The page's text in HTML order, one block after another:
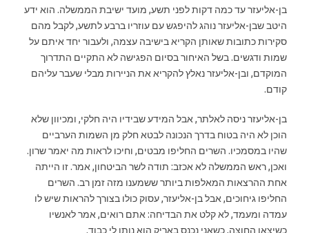
בן-אליעזר עד כמה דקות לפני תשע, מועד ישיבת הממשלה. הוא ידע
היטב שבן-אליעזר נוהג להיפגש עם עוזריו ברבע לתשע, לקבל מהם
סקירות כתובות שאותן הקריא בישיבה עצמה, ולעבור יחד איתם על
שמות ודגשים. בשל האיחור בסיום הפגישה לא התקיים התדרוך
המוקדם, ובן-אליעזר נאלץ להקריא את הניירות מבלי שעבר עליהם
קודם.
בן-אליעזר ניסה לאלתר, אבל המידע שבידיו היה חלקי, ומכיוון שלא
הוכן לא היה בטוח בדרך הנכונה לבטא חלק מן השמות הערביים
שהיו במסמכיו. השרים החליפו מבטים, וחיכו לראות מה יאמר שרון.
ואכן, ראש הממשלה לא אכזב: תודה לשר הביטחון, אמר. זו הייתה
אחת ההרצאות המאלפות ביותר ששמענו מזה זמן רב. השרים
החליפו גיחוכים, אבל בן-אליעזר, עסוק כולו בצורך להראות שיש לו
עמדה ומעמד, לא קלט את הבדיחה: אתם רואים, אמר לאנשיו
כשיצאו החוצה, כשאני נכנס באריק הוא נותן לי כבוד.